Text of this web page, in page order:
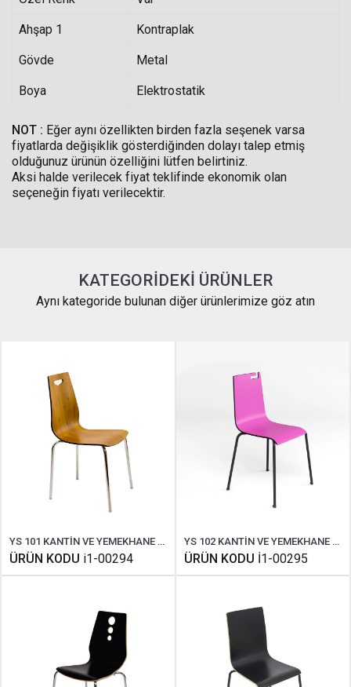
Ahşap 1 Kontraplak
Gövde Metal
Boya Elektrostatik
NOT : Eğer aynı özellikten birden fazla seşenek varsa
fiyatlarda değişiklik gösterdiğinden dolayı talep etmiş
olduğunuz ürünün özelliğini lütfen belirtiniz.
Aksi halde verilecek fiyat teklifinde ekonomik olan
seçeneğin fiyatı verilecektir.
KATEGORIDEKI ÜRÜNLER
Aynı kategoride bulunan diğer ürünlerimize göz atın
YS 101 KANTİN VE YEMEKHANE SANDALYESİ
ÜRÜN KODU i1-00294
YS 102 KANTİN VE YEMEKHANE SANDALYESİ
ÜRÜN KODU İ1-00295